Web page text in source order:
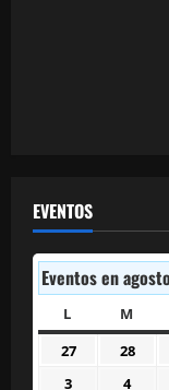
EVENTOS
Eventos en
L LUNESM
27
28
3 4